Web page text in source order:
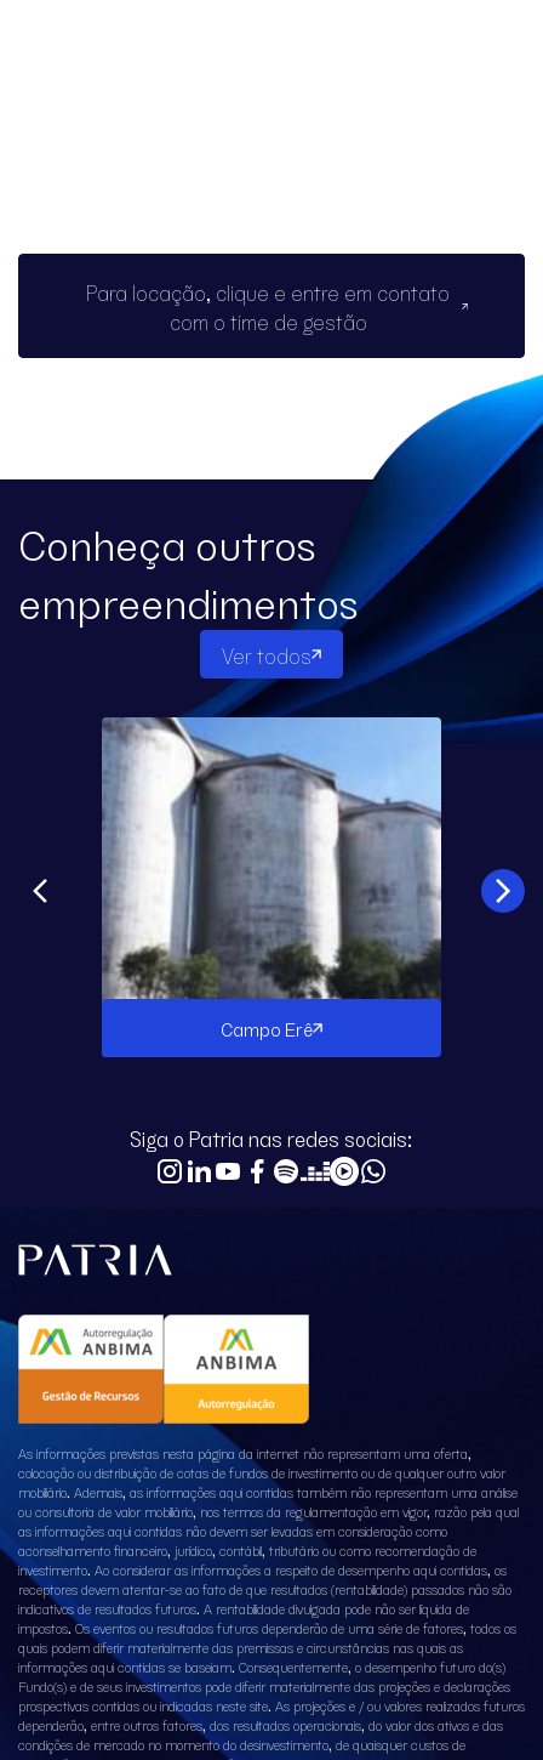
Para locação, clique e entre em contato
com o time de gestão
Conheça outros
empreendimentos
Ver todos
Campo Erê
Siga o Patria nas redes sociais:
As informações previstas nesta página da internet não representam uma oferta,
colocação ou distribuição de cotas de fundos de investimento ou de qualquer outro valor
mobiliário. Ademais, as informações aqui contidas também não representam uma análise
ou consultoria de valor mobiliário, nos termos da regulamentação em vigor, razão pela qual
as informações aqui contidas não devem ser levadas em consideração como
aconselhamento financeiro, jurídico, contábil, tributário ou como recomendação de
investimento. Ao considerar as informações a respeito de desempenho aqui contidas, os
receptores devem atentar-se ao fato de que resultados (rentabilidade) passados não são
indicativos de resultados futuros. A rentabilidade divulgada pode não ser líquida de
impostos. Os eventos ou resultados futuros dependerão de uma série de fatores, todos os
quais podem diferir materialmente das premissas e circunstâncias nas quais as
informações aqui contidas se baseiam. Consequentemente, o desempenho futuro do(s)
Fundo(s) e de seus investimentos pode diferir materialmente das projeções e declarações
prospectivas contidas ou indicadas neste site. As projeções e / ou valores realizados futuros
dependerão, entre outros fatores, dos resultados operacionais, do valor dos ativos e das
condições de mercado no momento do desinvestimento, de quaisquer custos de